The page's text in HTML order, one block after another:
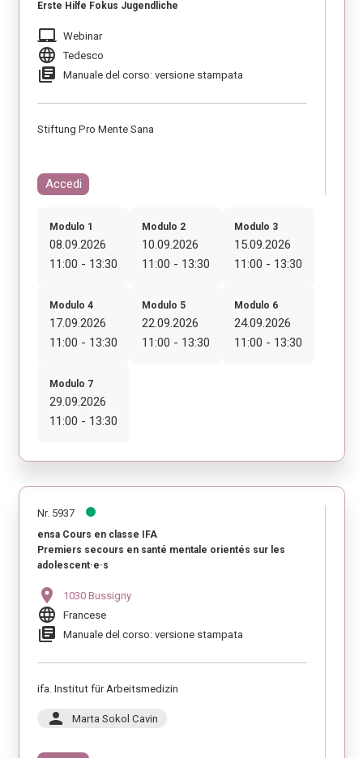
Erste Hilfe Fokus Jugendliche
laptop_mac Webinar
language Tedesco
library_books Manuale del corso: versione stampata
Stiftung Pro Mente Sana
Accedi
Modulo 1
08.09.2026
11:00 - 13:30
Modulo 2
10.09.2026
11:00 - 13:30
Modulo 3
15.09.2026
11:00 - 13:30
Modulo 4
17.09.2026
11:00 - 13:30
Modulo 5
22.09.2026
11:00 - 13:30
Modulo 6
24.09.2026
11:00 - 13:30
Modulo 7
29.09.2026
11:00 - 13:30
Nr. 5937
ensa Cours en classe IFA
Premiers secours en santé mentale orientés sur les
adolescent·e·s
location_on 1030 Bussigny
language Francese
library_books Manuale del corso: versione stampata
ifa. Institut für Arbeitsmedizin
person Marta Sokol Cavin